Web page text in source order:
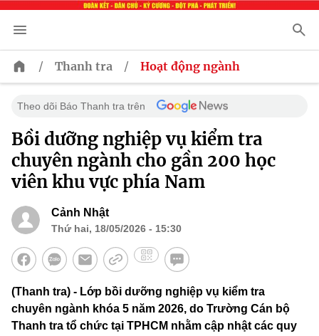
/ Thanh tra / Hoạt động ngành
Theo dõi Báo Thanh tra trên
Bồi dưỡng nghiệp vụ kiểm tra
chuyên ngành cho gần 200 học
viên khu vực phía Nam
Cảnh Nhật
Thứ hai, 18/05/2026 - 15:30
(Thanh tra) - Lớp bồi dưỡng nghiệp vụ kiểm tra
chuyên ngành khóa 5 năm 2026, do Trường Cán bộ
Thanh tra tổ chức tại TPHCM nhằm cập nhật các quy